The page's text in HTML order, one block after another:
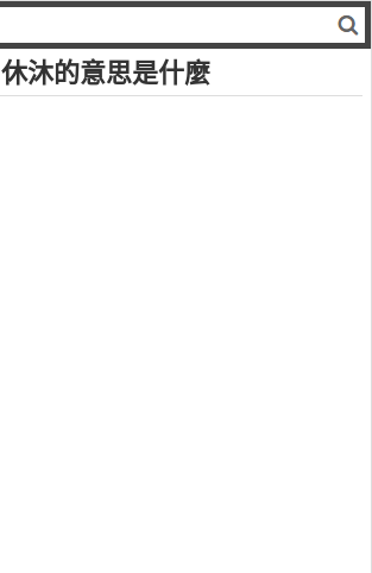
休沐的意思是什麼